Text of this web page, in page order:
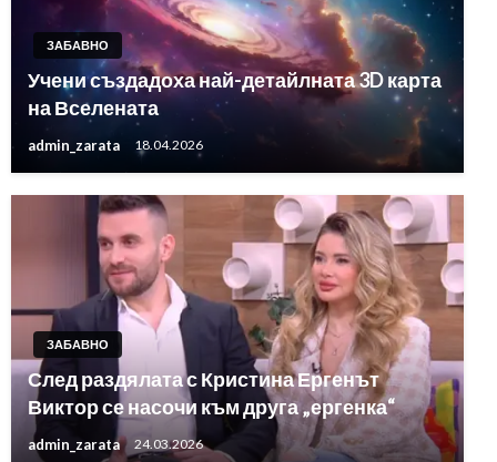
ЗАБАВНО
Учени създадоха най-детайлната 3D карта
на Вселената
admin_zarata 18.04.2026
ЗАБАВНО
След раздялата с Кристина Ергенът
Виктор се насочи към друга „ергенка“
admin_zarata 24.03.2026